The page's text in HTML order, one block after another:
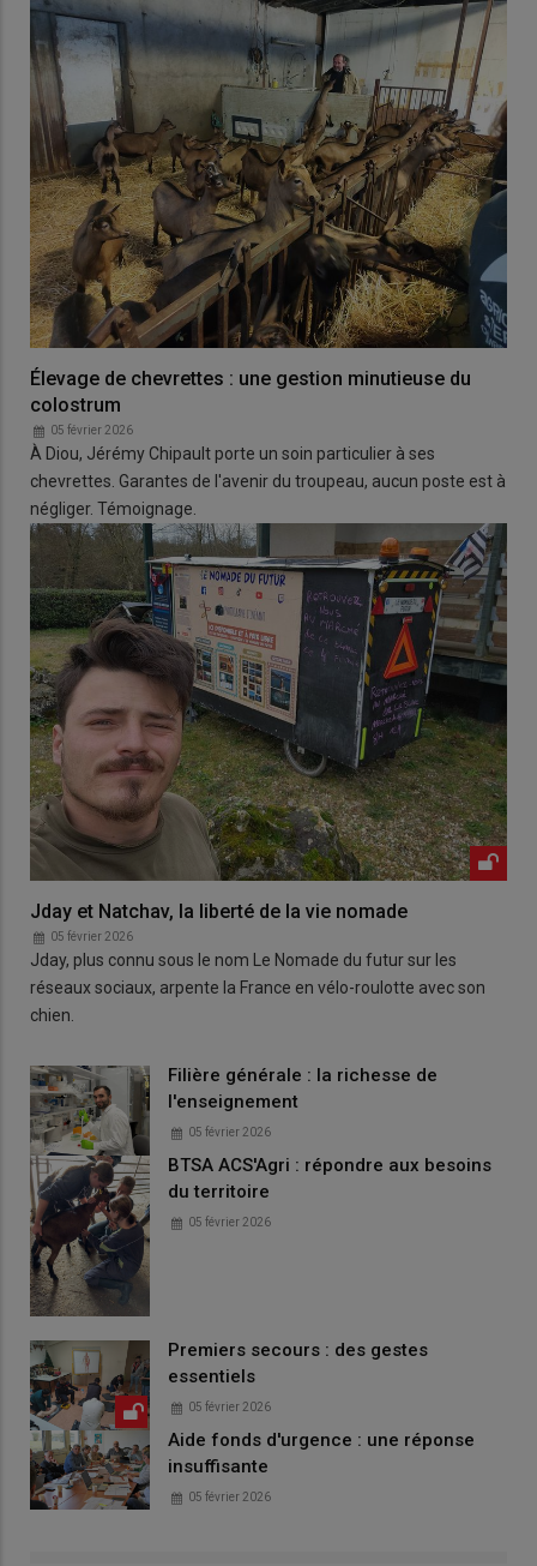
Élevage de chevrettes : une gestion minutieuse du
colostrum
05 février 2026
À Diou, Jérémy Chipault porte un soin particulier à ses
chevrettes. Garantes de l'avenir du troupeau, aucun poste est à
négliger. Témoignage.
Jday et Natchav, la liberté de la vie nomade
05 février 2026
Jday, plus connu sous le nom Le Nomade du futur sur les
réseaux sociaux, arpente la France en vélo-roulotte avec son
chien.
Filière générale : la richesse de
l'enseignement
05 février 2026
BTSA ACS'Agri : répondre aux besoins
du territoire
05 février 2026
Premiers secours : des gestes
essentiels
05 février 2026
Aide fonds d'urgence : une réponse
insuffisante
05 février 2026